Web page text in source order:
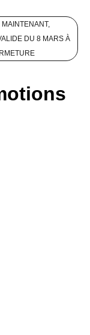
MAINTENANT,
DU 8 MARS À